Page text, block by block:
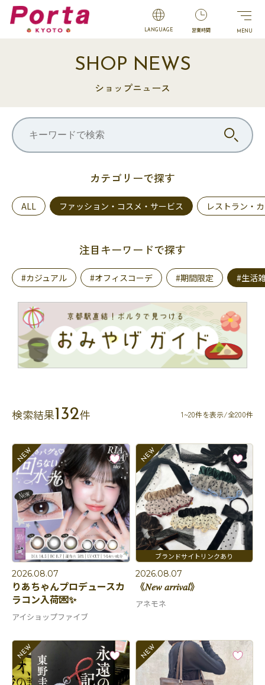
LANGUAGE 営業時間
SHOP NEWS
ショップニュース
カテゴリーで探す
ALL ファッション・コスメ・サービス レストラン・
注目キーワードで探す
#カジュアル #オフィスコーデ #期間限定 #生活
検索結果132件 1~20件を表示/全200件
2026.08.07
りあちゃんプロデュースカ
ラコン入荷💌✨
アイショップファイブ
2026.08.07
《𝑁𝑒𝑤 𝑎𝑟𝑟𝑖𝑣𝑎𝑙》
アネモネ